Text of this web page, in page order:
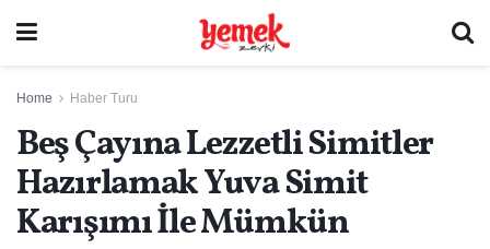
Home Haber Turu
Beş Çayına Lezzetli Simitler
Hazırlamak Yuva Simit
Karışımı İle Mümkün